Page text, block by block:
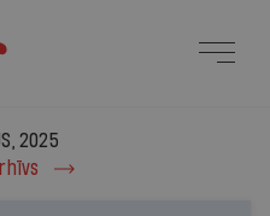
2025
2025